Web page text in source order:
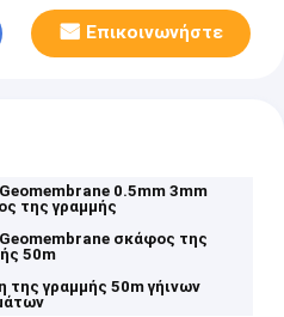
Επικοινωνήστε
0.5mm 3mm
της γραμμής
Geomembrane σκάφος της
50m
της γραμμής 50m γήινων